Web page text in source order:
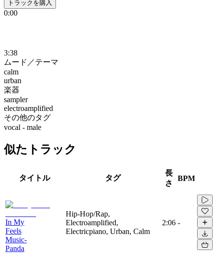
トラックを購入
0:00
3:38
ムード／テーマ
calm
urban
楽器
sampler
electroamplified
その他のタグ
vocal - male
似たトラック
タイトル タグ
長
さ
BPM
In My
Feels
Music-
Panda
Hip-Hop/Rap,
Electroamplified,
Electricpiano, Urban, Calm
2:06 -